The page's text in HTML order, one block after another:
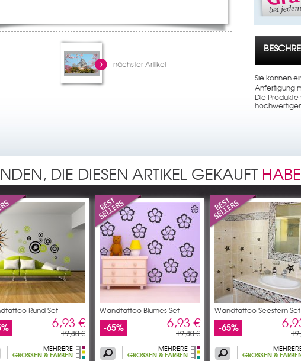
nächster Artikel
Sie können
Anfertigung
Die
DIE DIESEN ARTIKEL GEKAUFT
Rund Set
6,93 €
19,80 €
MEHRERE
GRÖSSEN & FARBEN
Wandtattoo Blumes Set
-65% 6,93 €
19,80 €
MEHRERE
GRÖSSEN & FARBEN
Wandtattoo Seestern Set
-65%
GRÖSSEN & FARBEN